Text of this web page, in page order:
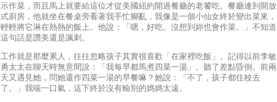
示作菜，而且馬上就要給這位才從美國紐約開過餐廳的老饕吃。餐廳連到開放
式廚房，他就坐在餐桌旁看著我手忙腳亂，我像是一個小仙女終於變出菜來，
輕輕將它淋在熱熱的飯上。他說：「嗯，好吃。沒想到妳也會作菜。」不知道
這句話是讚美還是諷刺。
工作就是那麼累人，往往忽略孩子其實很喜歡「在家裡吃飯」。記得以前李敏
勇太太在聊天時無意間說：「我每早都馬煮四菜一湯」。聽了差點昏倒。前兩
天又遇見她，問她還作四菜一湯的早餐嘛？她說：「不了，孩子都住校去
了。」我喘一口氣，這下終於沒有輸別的媽媽太遠。